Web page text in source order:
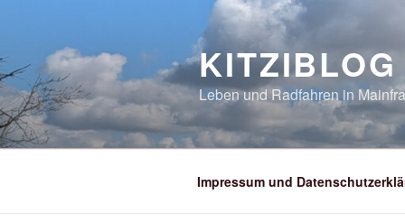
springen
KITZIBLOG
Leben und Radfahren in
Impressum und